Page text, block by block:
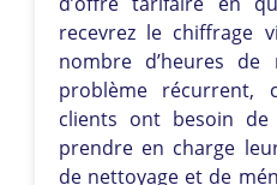
recevrez le chiffrage
nombre d’heures
problème récurrent,
clients ont besoin
prendre en charge
de nettoyage et de